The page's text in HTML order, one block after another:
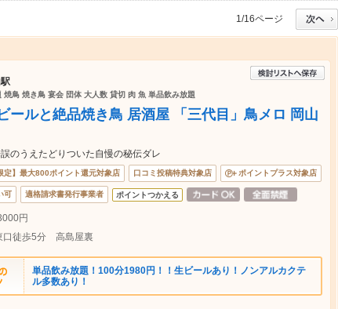
1/16ページ
焼鳥 焼き鳥 宴会 団体 大人数 貸切 肉 魚 単品飲み放題
ールと絶品焼き鳥 居酒屋 「三代目」鳥メロ 岡山
のうえたどりついた自慢の秘伝ダレ
定】最大800ポイント還元対象店 口コミ投稿特典対象店 ポイントプラス対象店
可 適格請求書発行事業者 ポイントつかえる
円
口徒歩5分 高島屋裏
単品飲み放題！100分1980円！！生ビールあり！ノンアルカクテ
ル多数あり！